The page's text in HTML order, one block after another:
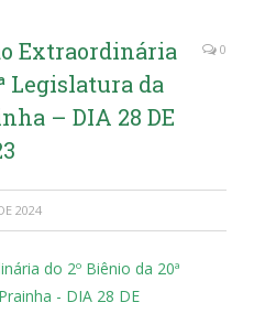
Extraordinária
Legislatura da
– DIA 28 DE
0
2024
do 2º Biênio da 20ª
- DIA 28 DE